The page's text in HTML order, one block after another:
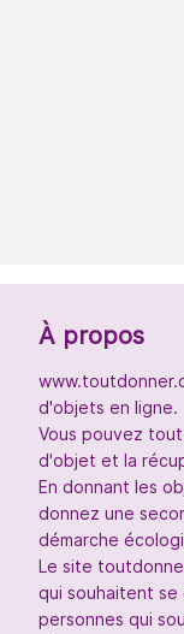
À propos
d'objets en ligne.
Vous pouvez
d'objet et la
En donnant les
donnez une
démarche
Le site
qui souhaitent se
personnes qui